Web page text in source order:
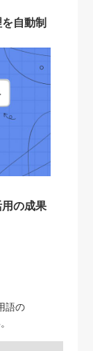
自動制
の成果
語の